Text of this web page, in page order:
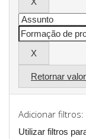
Retornar
Adicionar filtros:
Utilizar filtros